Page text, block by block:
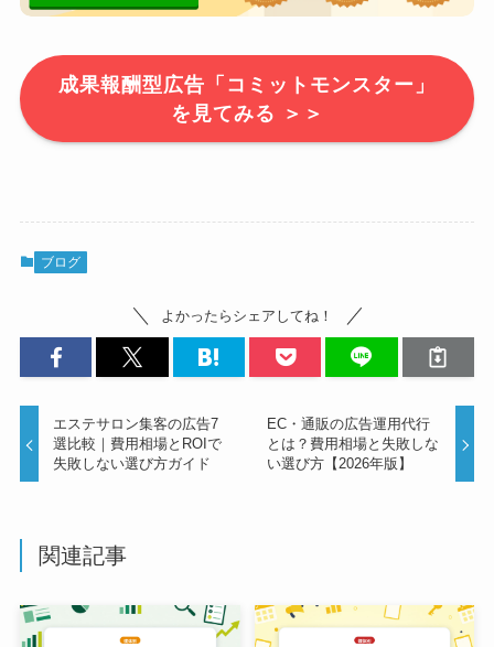
成果報酬型広告「コミットモンスター」
を見てみる ＞＞
ブログ
よかったらシェアしてね！
エステサロン集客の広告7
選比較｜費用相場とROIで
失敗しない選び方ガイド
EC・通販の広告運用代行
とは？費用相場と失敗しな
い選び方【2026年版】
関連記事